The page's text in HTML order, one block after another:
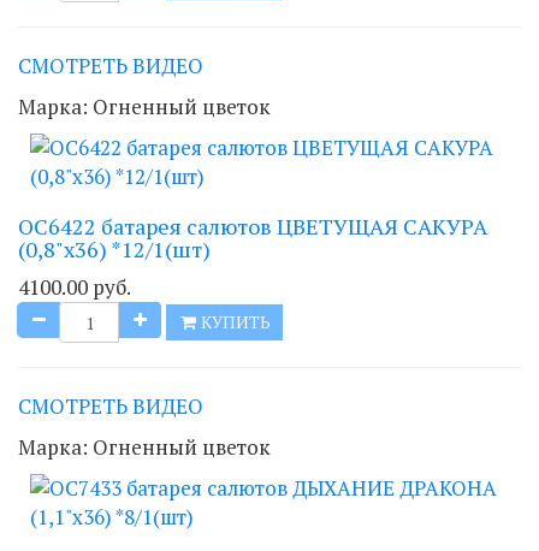
СМОТРЕТЬ ВИДЕО
Марка: Огненный цветок
ОС6422 батарея салютов ЦВЕТУЩАЯ САКУРА
(0,8"х36) *12/1(шт)
4100.00 руб.
КУПИТЬ
СМОТРЕТЬ ВИДЕО
Марка: Огненный цветок